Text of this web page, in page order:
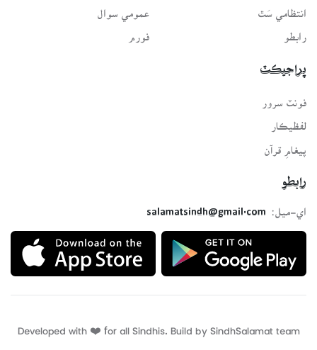
انتظامي سَٿ
رابطو
عمومي سوال
فورم
پراجيڪٽ
لفظيڪار
پيغامِ قرآن
رابطو
اي-ميل:
salamatsindh@gmail.com
Developed with ❤️ for all Sindhis. Build by